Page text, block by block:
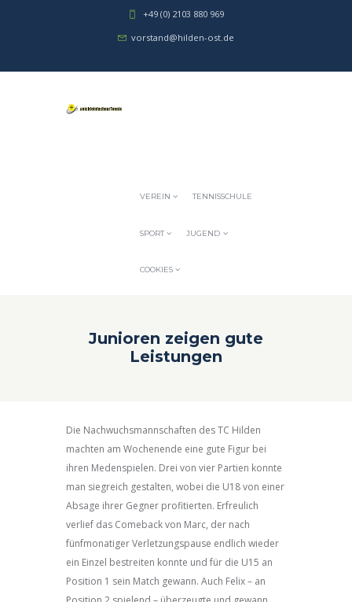
+49 (0) 2103 880 969
vorstand@hilden-ost.de
VEREIN TENNISSCHULE
SPORT JUGEND
COOKIES
Junioren zeigen gute
Leistungen
Die Nachwuchsmannschaften des TC Hilden
machten am Wochenende eine gute Figur bei
ihren Medenspielen. Drei von vier Partien konnte
man siegreich gestalten, wobei die U18 von einer
Absage ihrer Gegner profitierten. Erfreulich
verlief das Comeback von Marc, der nach
fünfmonatiger Verletzungspause endlich wieder
ein Einzel bestreiten konnte und für die U15 an
Position 1 sein Match gewann. Auch Felix – an